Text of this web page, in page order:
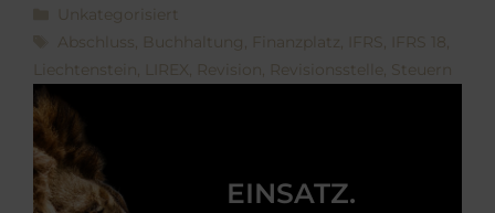
Kategorien
Unkategorisiert
Schlagwörter
Abschluss , Buchhaltung, Finanzplatz, IFRS, IFRS 18,
Liechtenstein, LIREX, Revision, Revisionsstelle, Steuern
EINSATZ.